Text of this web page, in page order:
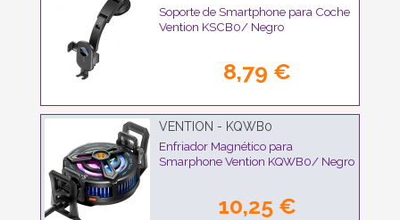
Soporte de Smartphone para Coche
Vention KSCB0/ Negro
8,79 €
VENTION - KQWB0
Enfriador Magnético para
Smarphone Vention KQWB0/ Negro
10,25 €